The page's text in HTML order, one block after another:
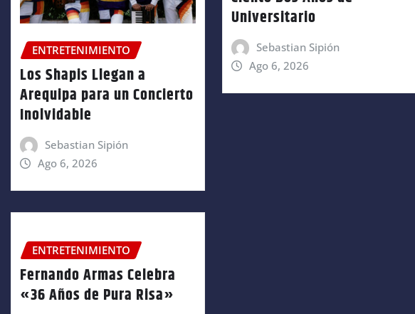
ENTRETENIMIENTO
Los Shapis Llegan a
Arequipa para un Concierto
Inolvidable
Sebastian Sipión
Ago 6, 2026
Universitario
Sebastian Sipión
Ago 6, 2026
ENTRETENIMIENTO
Fernando Armas Celebra
«36 Años de Pura Risa»